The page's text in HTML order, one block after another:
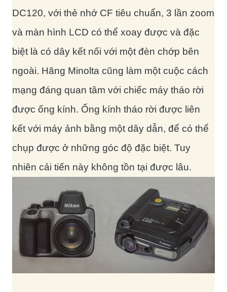
DC120, với thẻ nhớ CF tiêu chuẩn, 3 lần zoom
và màn hình LCD có thể xoay được và đặc
biệt là có dây kết nối với một đèn chớp bên
ngoài. Hãng Minolta cũng làm một cuộc cách
mạng đáng quan tâm với chiếc máy tháo rời
được ống kính. Ống kính tháo rời được liên
kết với máy ảnh bằng một dây dẫn, để có thể
chụp được ở những góc độ đặc biệt. Tuy
nhiên cải tiến này không tồn tại được lâu.